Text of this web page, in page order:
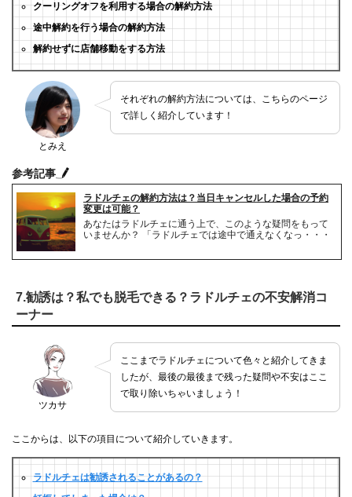
クーリングオフを利用する場合の解約方法
途中解約を行う場合の解約方法
解約せずに店舗移動をする方法
とみえ
それぞれの解約方法については、こちらのページ
で詳しく紹介しています！
参考記事
ラドルチェの解約方法は？当日キャンセルした場合の予約
変更は可能？
あなたはラドルチェに通う上で、このような疑問をもって
いませんか？ 「ラドルチェでは途中で通えなくなっ・・・
7.勧誘は？私でも脱毛できる？ラドルチェの不安解消コ
ーナー
ツカサ
ここまでラドルチェについて色々と紹介してきま
したが、最後の最後まで残った疑問や不安はここ
で取り除いちゃいましょう！
ここからは、以下の項目について紹介していきます。
ラドルチェは勧誘されることがあるの？